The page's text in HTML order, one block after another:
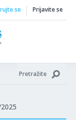
se Prijavite se
Pretražite